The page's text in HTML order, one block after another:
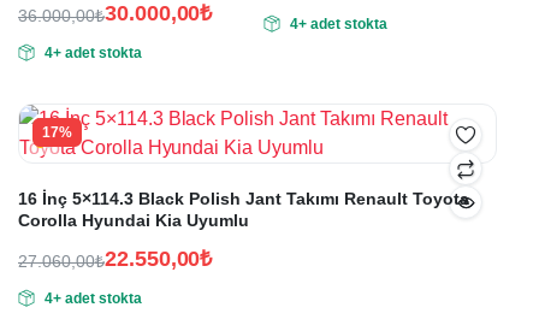
36.000,00₺
fiyat:
30.000,00₺
andaki
30.000,00₺.
4+ adet stokta
fiyat:
andaki
4+ adet stokta
17%
16 İnç 5×114.3 Black Polish Jant Takımı Renault Toyota
Corolla Hyundai Kia Uyumlu
27.060,00₺
fiyat:
22.550,00₺
andaki
4+ adet stokta